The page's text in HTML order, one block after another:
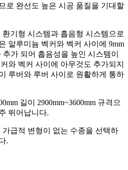
로 완선도 높은 시공 품질을 기대할
기형 시스템과 흡음형 시스템으로
알루미늄 벡커와 벡커 사이에 9mm
가 되어 흡음성을 높인 시스템이
와 벡커 사이에 아무것도 추가되지
루버와 루버 사이로 원활하게 통하
길이 2900mm~3600mm 규격으
뛰어납니다.
급적 변형이 없는 수종을 선택하
.